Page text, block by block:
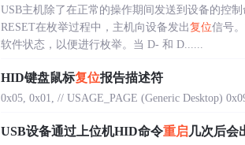
USB主机除了在正常的操作期间发送到设备的控
RESET在枚举过程中，主机向设备发出复位信号
软件状态，以便进行枚举。当 D- 和 D......
HID键盘鼠标复位报告描述符
0x05, 0x01, // USAGE_PAGE (Generic Desktop)
USB设备通过上位机HID命令重启 几次后会